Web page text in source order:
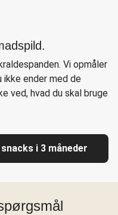
Vi opmåler
ikke ender med de
ved, hvad du skal bruge
i 3 måneder